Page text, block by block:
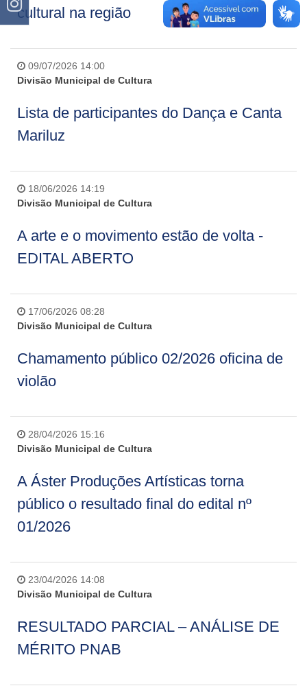
cultural na região
09/07/2026 14:00
Divisão Municipal de Cultura
Lista de participantes do Dança e Canta
Mariluz
18/06/2026 14:19
Divisão Municipal de Cultura
A arte e o movimento estão de volta -
EDITAL ABERTO
17/06/2026 08:28
Divisão Municipal de Cultura
Chamamento público 02/2026 oficina de
violão
28/04/2026 15:16
Divisão Municipal de Cultura
A Áster Produções Artísticas torna
público o resultado final do edital nº
01/2026
23/04/2026 14:08
Divisão Municipal de Cultura
RESULTADO PARCIAL – ANÁLISE DE
MÉRITO PNAB